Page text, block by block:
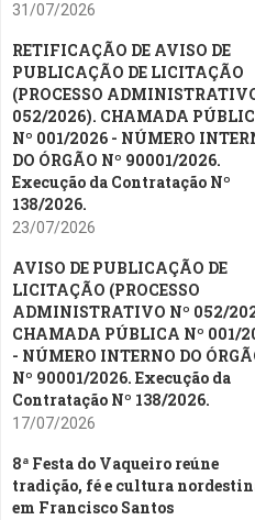
31/07/2026
RETIFICAÇÃO DE AVISO DE
PUBLICAÇÃO DE LICITAÇÃO
(PROCESSO
052/2026). CHAMADA
Nº 001/2026 - NÚMERO
DO ÓRGÃO Nº 90001/2026.
Execução da Contratação Nº
138/2026.
23/07/2026
AVISO DE PUBLICAÇÃO DE
LICITAÇÃO (PROCESSO
ADMINISTRATIVO Nº 052/
CHAMADA PÚBLICA Nº 001/
- NÚMERO INTERNO DO
Nº 90001/2026. Execução da
Contratação Nº 138/2026.
17/07/2026
8ª Festa do Vaqueiro reúne
tradição, fé e cultura
em Francisco Santos